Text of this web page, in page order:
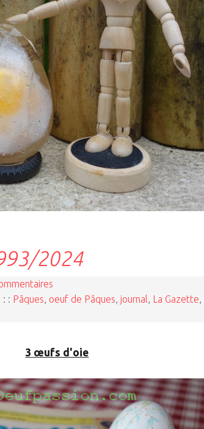
2024
: Pâques, oeuf de Pâques, journal, La Gazette,
3 œufs d'oie